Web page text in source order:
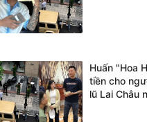
Huấn "Hoa
tiền cho
lũ Lai Châu